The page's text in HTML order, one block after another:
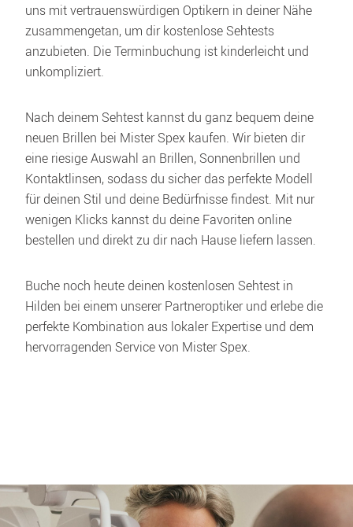
uns mit vertrauenswürdigen Optikern in deiner Nähe
zusammengetan, um dir kostenlose Sehtests
anzubieten. Die Terminbuchung ist kinderleicht und
unkompliziert.
Nach deinem Sehtest kannst du ganz bequem deine
neuen Brillen bei Mister Spex kaufen. Wir bieten dir
eine riesige Auswahl an Brillen, Sonnenbrillen und
Kontaktlinsen, sodass du sicher das perfekte Modell
für deinen Stil und deine Bedürfnisse findest. Mit nur
wenigen Klicks kannst du deine Favoriten online
bestellen und direkt zu dir nach Hause liefern lassen.
Buche noch heute deinen kostenlosen Sehtest in
Hilden bei einem unserer Partneroptiker und erlebe die
perfekte Kombination aus lokaler Expertise und dem
hervorragenden Service von Mister Spex.